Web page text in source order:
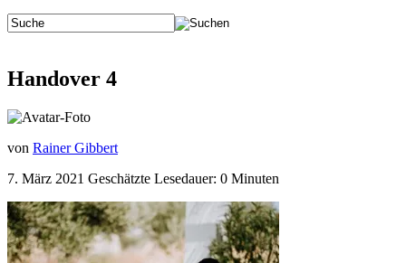
Handover 4
von Rainer Gibbert
7. März 2021 Geschätzte Lesedauer: 0 Minuten